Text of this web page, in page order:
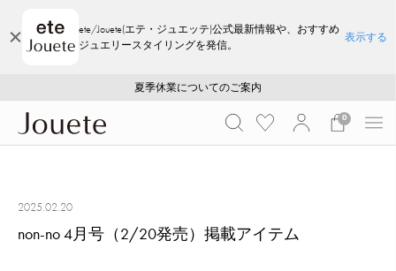
ete/Jouete(エテ・ジュエッテ)公式最新情報や、おすすめ
ジュエリースタイリングを発信。
表示する
採用のご案内
ご注文いただいたお品物のお届け状況について
夏季休業についてのご案内
WEB LIMITED ITEMS >>
採用のご案内
ご注文いただいたお品物のお届け状況について
0
2025.02.20
non-no 4月号（2/20発売）掲載アイテム